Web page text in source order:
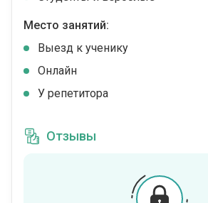
Место занятий:
Выезд к ученику
Онлайн
У репетитора
Отзывы